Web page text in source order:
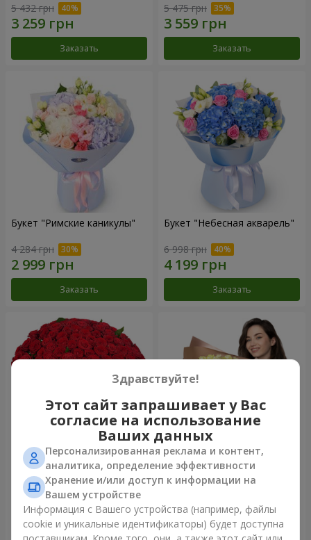
5 432 грн
Заказать
5 475 грн
Заказать
Букет "Римские каникулы"
4 284 грн
Заказать
Букет "Небесная акварель"
6 998 грн
Заказать
101 красная роза
10 725 грн
Заказать
Букет "Сердце – сердцу"
Заказать
Здравствуйте!
Этот сайт запрашивает у Вас
согласие на использование
Ваших данных
Персонализированная реклама и контент,
аналитика, определение эффективности
Хранение и/или доступ к информации на
Вашем устройстве
Информация с Вашего устройства (например, файлы
cookie и уникальные идентификаторы) будет доступна